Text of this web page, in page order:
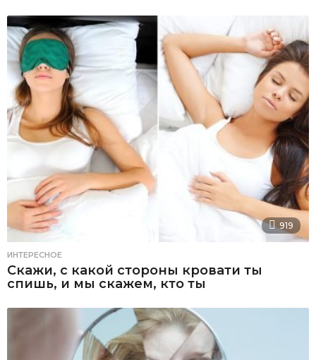
919
ИНТЕРЕСНОЕ
Скажи, с какой стороны кровати ты
спишь, и мы скажем, кто ты